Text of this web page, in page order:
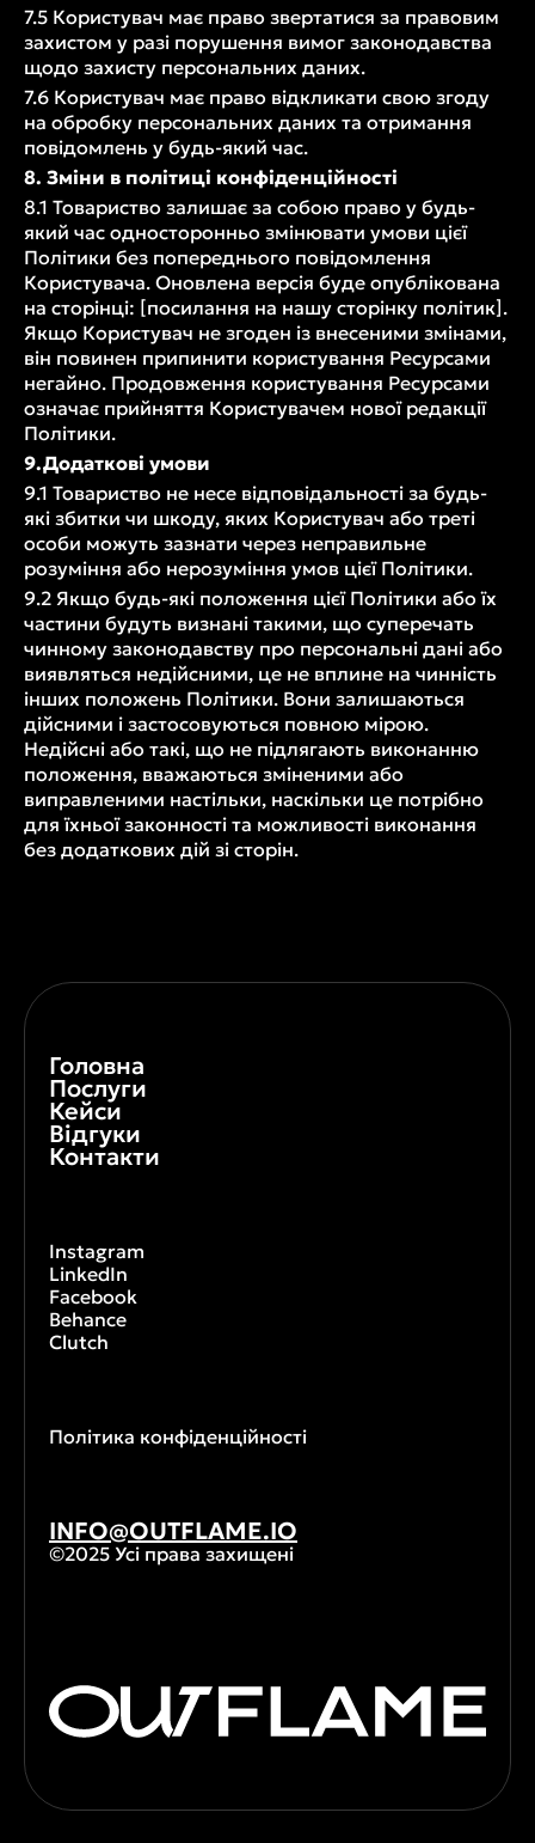
7.5 Користувач має право звертатися за правовим
захистом у разі порушення вимог законодавства
щодо захисту персональних даних.
7.6 Користувач має право відкликати свою згоду
на обробку персональних даних та отримання
повідомлень у будь-який час.
8. Зміни в політиці конфіденційності
8.1 Товариство залишає за собою право у будь-
який час односторонньо змінювати умови цієї
Політики без попереднього повідомлення
Користувача. Оновлена версія буде опублікована
на сторінці: [посилання на нашу сторінку політик].
Якщо Користувач не згоден із внесеними змінами,
він повинен припинити користування Ресурсами
негайно. Продовження користування Ресурсами
означає прийняття Користувачем нової редакції
Політики.
9.Додаткові умови
9.1 Товариство не несе відповідальності за будь-
які збитки чи шкоду, яких Користувач або треті
особи можуть зазнати через неправильне
розуміння або нерозуміння умов цієї Політики.
9.2 Якщо будь-які положення цієї Політики або їх
частини будуть визнані такими, що суперечать
чинному законодавству про персональні дані або
виявляться недійсними, це не вплине на чинність
інших положень Політики. Вони залишаються
дійсними і застосовуються повною мірою.
Недійсні або такі, що не підлягають виконанню
положення, вважаються зміненими або
виправленими настільки, наскільки це потрібно
для їхньої законності та можливості виконання
без додаткових дій зі сторін.
Головна
Послуги
Кейси
Відгуки
Контакти
Instagram
LinkedIn
Facebook
Behance
Clutch
Політика конфіденційності
INFO@OUTFLAME.IO
©2025 Усі права захищені